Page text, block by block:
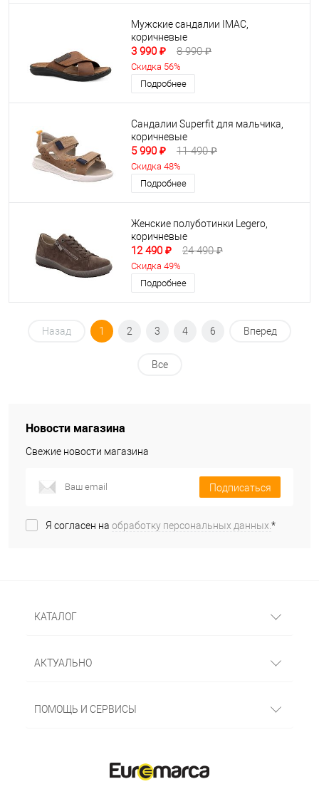
Мужские сандалии IMAC,
коричневые
3 990 ₽ 8 990 ₽
Скидка 56%
Подробнее
Сандалии Superfit для мальчика,
коричневые
5 990 ₽ 11 490 ₽
Скидка 48%
Подробнее
Женские полуботинки Legero,
коричневые
12 490 ₽ 24 490 ₽
Скидка 49%
Подробнее
Назад 1 2 3 4 6 Вперед
Все
Новости магазина
Свежие новости магазина
Подписаться
Я согласен на обработку персональных данных.*
КАТАЛОГ
АКТУАЛЬНО
ПОМОЩЬ И СЕРВИСЫ